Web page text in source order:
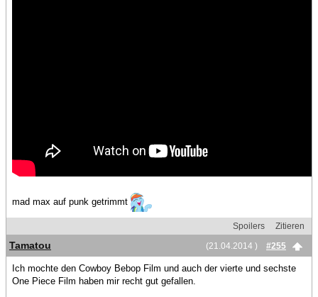
mad max auf punk getrimmt
Spoilers
Zitieren
(21.04.2014 )
#255
Tamatou
Ich mochte den Cowboy Bebop Film und auch der vierte und sechste
One Piece Film haben mir recht gut gefallen.